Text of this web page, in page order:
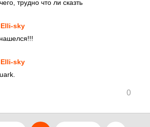
трудно что ли сказть
Elli-sky
Elli-sky
0